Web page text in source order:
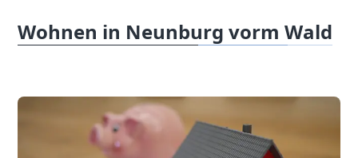
Wohnen in Neunburg vorm Wald